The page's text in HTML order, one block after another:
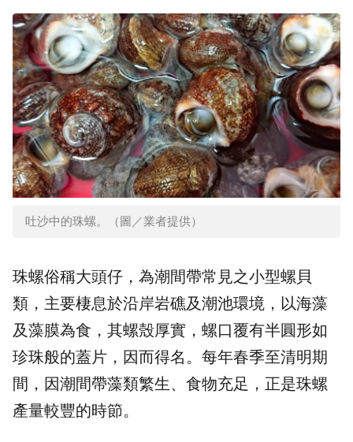
吐沙中的珠螺。（圖／業者提供）
珠螺俗稱大頭仔，為潮間帶常見之小型螺貝
類，主要棲息於沿岸岩礁及潮池環境，以海藻
及藻膜為食，其螺殼厚實，螺口覆有半圓形如
珍珠般的蓋片，因而得名。每年春季至清明期
間，因潮間帶藻類繁生、食物充足，正是珠螺
產量較豐的時節。